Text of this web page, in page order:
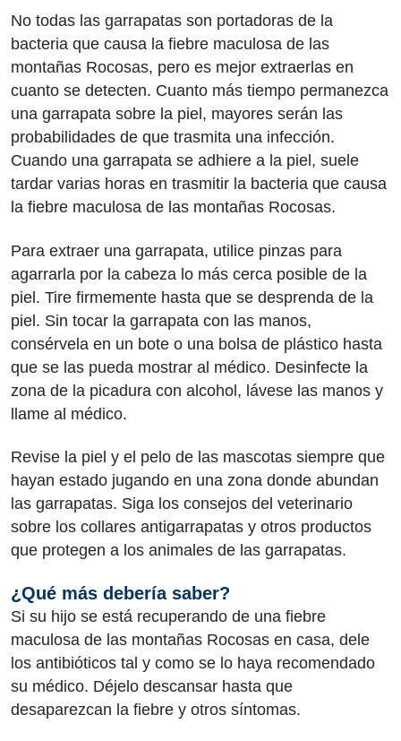
No todas las garrapatas son portadoras de la
bacteria que causa la fiebre maculosa de las
montañas Rocosas, pero es mejor extraerlas en
cuanto se detecten. Cuanto más tiempo permanezca
una garrapata sobre la piel, mayores serán las
probabilidades de que trasmita una infección.
Cuando una garrapata se adhiere a la piel, suele
tardar varias horas en trasmitir la bacteria que causa
la fiebre maculosa de las montañas Rocosas.
Para extraer una garrapata, utilice pinzas para
agarrarla por la cabeza lo más cerca posible de la
piel. Tire firmemente hasta que se desprenda de la
piel. Sin tocar la garrapata con las manos,
consérvela en un bote o una bolsa de plástico hasta
que se las pueda mostrar al médico. Desinfecte la
zona de la picadura con alcohol, lávese las manos y
llame al médico.
Revise la piel y el pelo de las mascotas siempre que
hayan estado jugando en una zona donde abundan
las garrapatas. Siga los consejos del veterinario
sobre los collares antigarrapatas y otros productos
que protegen a los animales de las garrapatas.
¿Qué más debería saber?
Si su hijo se está recuperando de una fiebre
maculosa de las montañas Rocosas en casa, dele
los antibióticos tal y como se lo haya recomendado
su médico. Déjelo descansar hasta que
desaparezcan la fiebre y otros síntomas.